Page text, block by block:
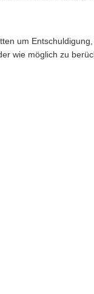
um
wie möglich zu